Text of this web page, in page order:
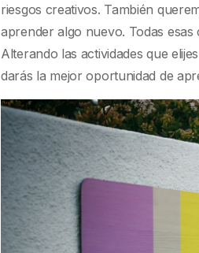
riesgos creativos. También
aprender algo nuevo. Todas
Alterando las actividades que
darás la mejor oportunidad de